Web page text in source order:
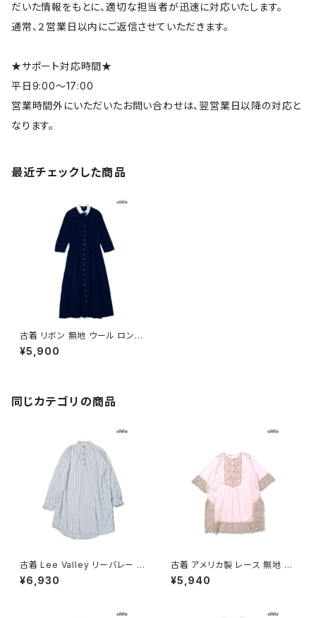
だいた情報をもとに、適切な担当者が迅速に対応いたします。
通常、２営業日以内にご返信させていただきます。
★サポート対応時間★
平日9:00～17:00
営業時間外にいただいたお問い合わせは、翌営業日以降の対応と
なります。
最近チェックした商品
古着 リボン 無地 ウール ロング
丈 長袖 ワンピース (otu24100
43)
¥5,900
同じカテゴリの商品
古着 Lee Valley リーバレー ス
トライプ柄 コットン100％ ロン
グ丈 長袖 ワンピース 青 (otu2
¥6,930
古着 アメリカ製 レース 無地 ナ
イロン ミニ丈 七分袖 ワンピー
ス ピンク (otu2602051)
¥5,940